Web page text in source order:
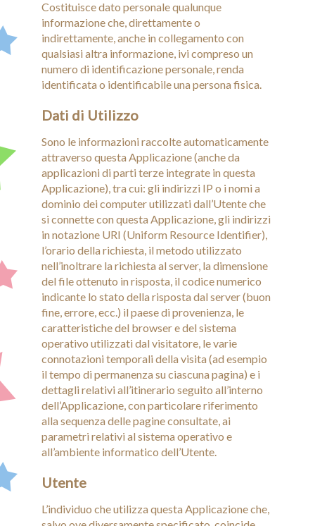
Costituisce dato personale qualunque
informazione che, direttamente o
indirettamente, anche in collegamento con
qualsiasi altra informazione, ivi compreso un
numero di identificazione personale, renda
identificata o identificabile una persona fisica.
Dati di Utilizzo
Sono le informazioni raccolte automaticamente
attraverso questa Applicazione (anche da
applicazioni di parti terze integrate in questa
Applicazione), tra cui: gli indirizzi IP o i nomi a
dominio dei computer utilizzati dall’Utente che
si connette con questa Applicazione, gli indirizzi
in notazione URI (Uniform Resource Identifier),
l’orario della richiesta, il metodo utilizzato
nell’inoltrare la richiesta al server, la dimensione
del file ottenuto in risposta, il codice numerico
indicante lo stato della risposta dal server (buon
fine, errore, ecc.) il paese di provenienza, le
caratteristiche del browser e del sistema
operativo utilizzati dal visitatore, le varie
connotazioni temporali della visita (ad esempio
il tempo di permanenza su ciascuna pagina) e i
dettagli relativi all’itinerario seguito all’interno
dell’Applicazione, con particolare riferimento
alla sequenza delle pagine consultate, ai
parametri relativi al sistema operativo e
all’ambiente informatico dell’Utente.
Utente
L’individuo che utilizza questa Applicazione che,